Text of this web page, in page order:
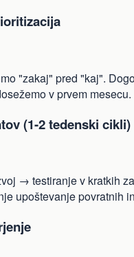
"zakaj" pred "kaj".
v prvem mesecu.
(1-2 tedenski cikli)
→ testiranje v kratkih
upoštevanje povratnih